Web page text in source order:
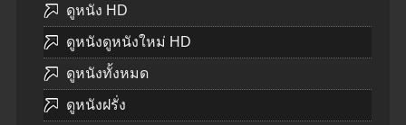
ดูหนัง HD
ดูหนังดูหนังใหม่ HD
ดูหนังทั้งหมด
ดูหนังฝรั่ง